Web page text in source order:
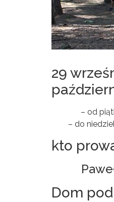
29
– od
– do
kto
Dom